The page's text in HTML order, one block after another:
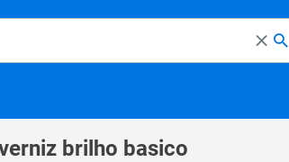
brilho basico